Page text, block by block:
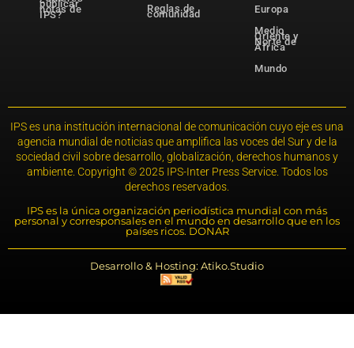
publicar
notas de
IPS?
Reglas de
comunidad
Europa
Medio
Oriente y
Norte de
África
Mundo
IPS es una institución internacional de comunicación cuyo eje es una
agencia mundial de noticias que amplifica las voces del Sur y de la
sociedad civil sobre desarrollo, globalización, derechos humanos y
ambiente. Copyright © 2025 IPS-Inter Press Service. Todos los
derechos reservados.
IPS es la única organización periodística mundial con más
personal y corresponsales en el mundo en desarrollo que en los
países ricos. DONAR
Desarrollo & Hosting: Atiko.Studio